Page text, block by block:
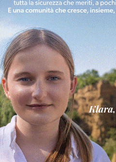
studenti coinvolti, torna
debutta il podcast Estrair
Più lette
Cronaca 4 Agosto 2026
Un anno fa la strage in
Gianni, Giulia e Franco.
processo, lo stop ai
Cronaca 3 Agosto 2026